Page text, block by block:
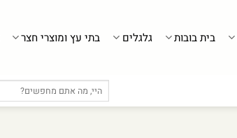
בית בובות גלגלים בתי עץ ומוצרי חצר
עבור: